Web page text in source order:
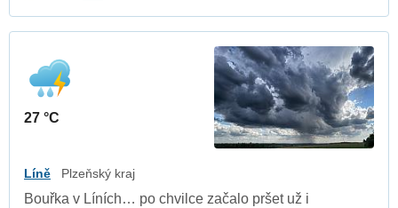
27 °C
Líně Plzeňský kraj
Bouřka v Líních… po chvilce začalo pršet už i